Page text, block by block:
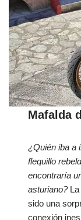
Mafalda
¿Quién iba a
flequillo
encontraría
asturiano?La
sido una
conexión